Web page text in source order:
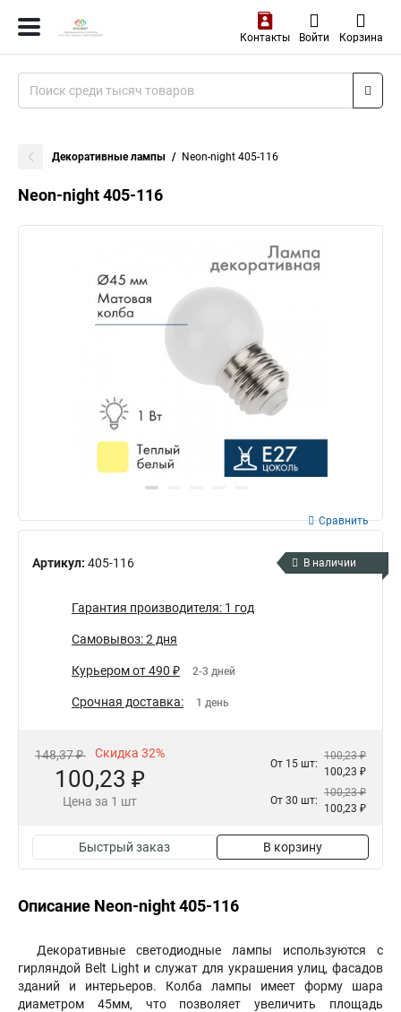
Контакты Войти Корзина
Декоративные лампы Neon-night 405-116
Neon-night 405-116
Артикул: 405-116
Сравнить
В наличии
Гарантия производителя: 1 год
Самовывоз: 2 дня
Курьером от 490 ₽ 2-3 дней
Срочная доставка: 1 день
148,37 ₽ Скидка 32%
100,23 ₽
Цена за 1 шт
От 15 шт:
100,23 ₽
100,23 ₽
От 30 шт:
100,23 ₽
100,23 ₽
Быстрый заказ В корзину
Описание Neon-night 405-116
Декоративные светодиодные лампы используются с
гирляндой Belt Light и служат для украшения улиц, фасадов
зданий и интерьеров. Колба лампы имеет форму шара
диаметром 45мм, что позволяет увеличить площадь